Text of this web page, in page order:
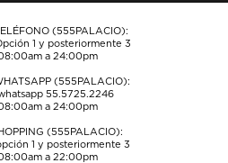
(555PALACIO):
1 y posteriormente 3
a 24:00pm
(555PALACIO):
55.5725.2246
a 24:00pm
(555PALACIO):
1 y posteriormente 3
a 22:00pm